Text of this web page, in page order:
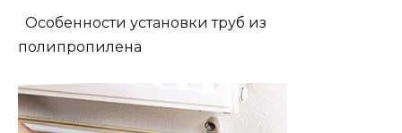
Особенности установки труб из
полипропилена